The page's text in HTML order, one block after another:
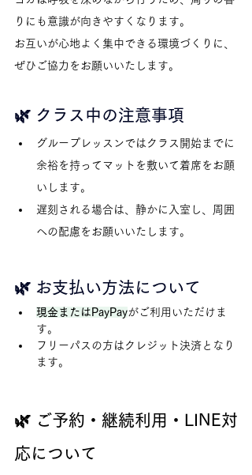
りにも意識が向きやすくなります。
お互いが心地よく集中できる環境づくりに、
ぜひご協力をお願いいたします。
🌿 クラス中の注意事項
グループレッスンではクラス開始までに
余裕を持ってマットを敷いて着席をお願
いします。
遅刻される場合は、静かに入室し、周囲
への配慮をお願いいたします。
🌿 お支払い方法について
現金またはPayPayがご利用いただけま
す。
フリーパスの方はクレジット決済となり
ます。
🌿 ご予約・継続利用・LINE対
応について